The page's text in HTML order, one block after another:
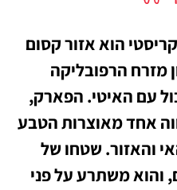
הוא אזור קסום
מזרח הרפובליקה
עם האיטי. הפארק,
1986, מהווה אחד מאוצרות הטבע
והאזור. שטחו של
65,000 דונם, והוא משתרע על פני